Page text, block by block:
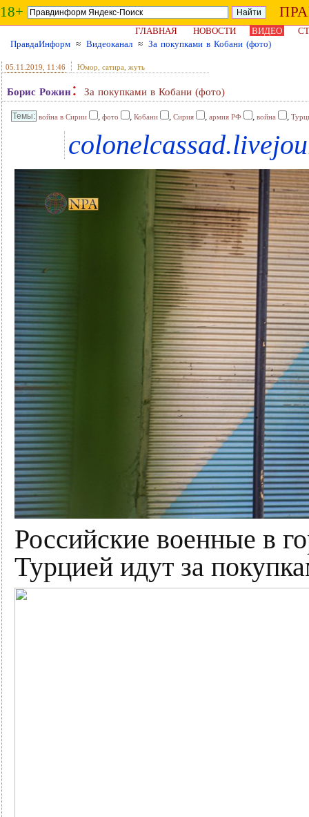
18+
ГЛАВНАЯ НОВОСТИ ВИДЕО
ПравдаИнформ ≈ Видеоканал ≈ За покупками в Кобани (фото)
05.11.2019 , 11:46 Юмор, сатира, жуть
Борис Рожин: За покупками в Кобани (фото)
война в Сирии , фото , Кобани , Сирия , армия РФ , война ,
Российские военные в
Турцией идут за